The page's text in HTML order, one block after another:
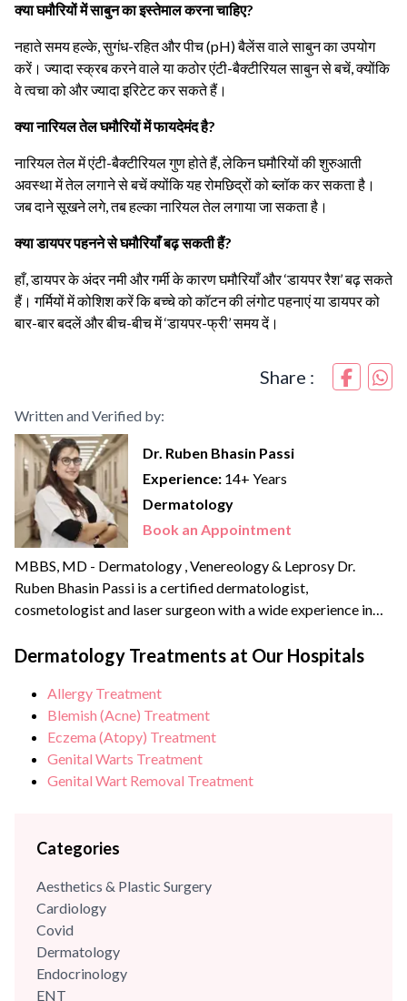
क्या घमौरियों में साबुन का इस्तेमाल करना चाहिए?
नहाते समय हल्के, सुगंध-रहित और पीच (pH) बैलेंस वाले साबुन का उपयोग
करें। ज्यादा स्क्रब करने वाले या कठोर एंटी-बैक्टीरियल साबुन से बचें, क्योंकि
वे त्वचा को और ज्यादा इरिटेट कर सकते हैं।
क्या नारियल तेल घमौरियों में फायदेमंद है?
नारियल तेल में एंटी-बैक्टीरियल गुण होते हैं, लेकिन घमौरियों की शुरुआती
अवस्था में तेल लगाने से बचें क्योंकि यह रोमछिद्रों को ब्लॉक कर सकता है।
जब दाने सूखने लगे, तब हल्का नारियल तेल लगाया जा सकता है।
क्या डायपर पहनने से घमौरियाँ बढ़ सकती हैं?
हाँ, डायपर के अंदर नमी और गर्मी के कारण घमौरियाँ और ‘डायपर रैश’ बढ़ सकते
हैं। गर्मियों में कोशिश करें कि बच्चे को कॉटन की लंगोट पहनाएं या डायपर को
बार-बार बदलें और बीच-बीच में ‘डायपर-फ्री’ समय दें।
Share :
Written and Verified by:
Dr. Ruben Bhasin Passi
Experience: 14+ Years
Dermatology
Book an Appointment
MBBS, MD - Dermatology , Venereology & Leprosy Dr.
Ruben Bhasin Passi is a certified dermatologist,
cosmetologist and laser surgeon with a wide experience in
MBBS in 2012 followed by her MD in Dermatology,
thousands of laser procedures till date...
Dermatology Treatments at Our Hospitals
Allergy Treatment
Blemish (Acne) Treatment
Eczema (Atopy) Treatment
Genital Warts Treatment
Genital Wart Removal Treatment
Categories
Aesthetics & Plastic Surgery
Cardiology
Covid
Dermatology
Endocrinology
ENT